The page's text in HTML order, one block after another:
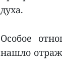
духа.
Особое
нашло